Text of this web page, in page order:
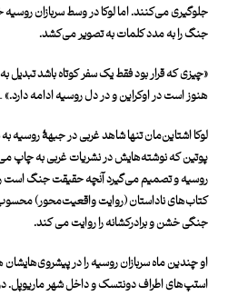
جلوگیری می‌کنند. اما لوکا در وسط سربازان
جنگ را به مدد کلمات به تصویر می‌کشد.
«چیزی که قرار بود فقط یک سفر کوتاه باشد تبدیل
هنوز است در اوکراین و در دل روسیه ادامه دارد.»
لوکا اشتاین‌مان تنها شاهد غربی در جبهۀ روسیه
پوتین که نوشته‌هایش در نشریات غربی به چاپ
روسیه و تصمیم می‌گیرد آنچه حقیقت جنگ است
جنگی خشن و برادرکشانه را روایت می کند.
اوچندین ماه سربازان روسیه را در
استپ‌های اطراف دونتسک و داخل شهر ماریوپل.